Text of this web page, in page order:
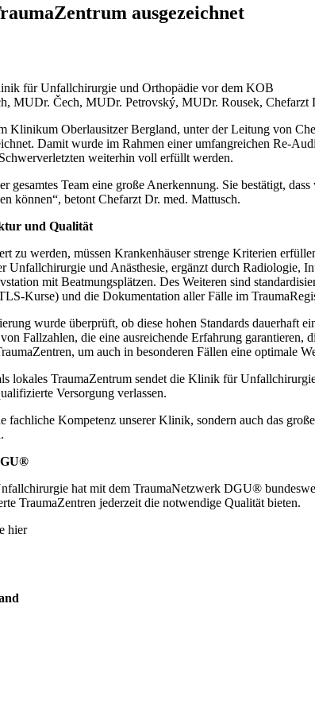
ausgezeichnet
MUDr. Čech, MUDr. Petrovský, MUDr. Rousek,
Oberlausitzer Bergland, unter der Leitung von
Damit wurde im Rahmen einer umfangreichen Re-
weiterhin voll erfüllt werden.
gesamtes Team eine große Anerkennung. Sie bestätigt,
können“, betont Chefarzt Dr. med. Mattusch.
und Qualität
zu werden, müssen Krankenhäuser strenge Kriterien
Unfallchirurgie und Anästhesie, ergänzt durch
mit Beatmungsplätzen. Des Weiteren sind
Kurse) und die Dokumentation aller Fälle im
wurde überprüft, ob diese hohen Standards dauerhaft
Fallzahlen, die eine ausreichende Erfahrung
um auch in besonderen Fällen eine optimale
lokales TraumaZentrum sendet die Klinik für
Versorgung verlassen.
fachliche Kompetenz unserer Klinik, sondern auch das
hat mit dem TraumaNetzwerk DGU®
TraumaZentren jederzeit die notwendige Qualität bieten.
hier